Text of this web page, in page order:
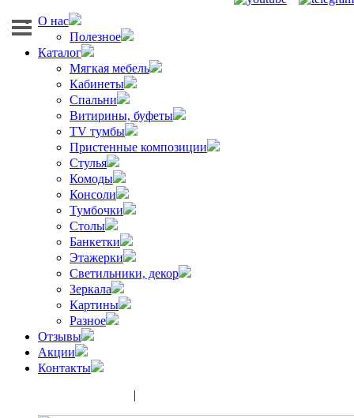
О нас
Полезное
Каталог
Мягкая мебель
Кабинеты
Спальни
Витирины, буфеты
TV тумбы
Пристенные композиции
Стулья
Комоды
Консоли
Тумбочки
Столы
Банкетки
Этажерки
Светильники, декор
Зеркала
Картины
Разное
Отзывы
Акции
Контакты
|